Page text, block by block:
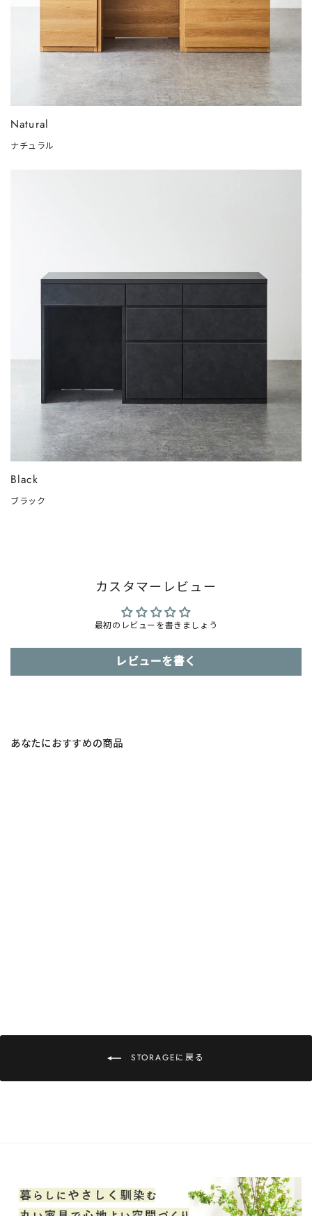
Natural
ナチュラル
Black
ブラック
カスタマーレビュー
最初のレビューを書きましょう
レビューを書く
あなたにおすすめの商品
STORAGEに戻る